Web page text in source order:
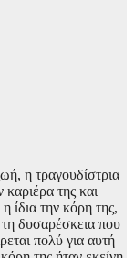
η τραγουδίστρια
της και
ίδια την κόρη της,
δυσαρέσκεια που
πολύ για αυτή